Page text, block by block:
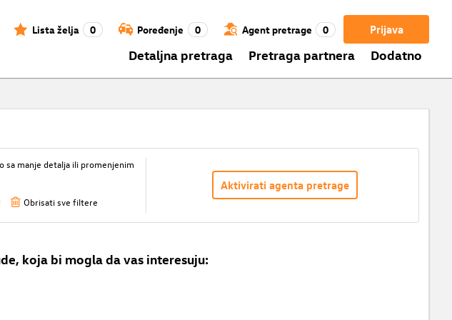
Prijava
Lista želja 0 Poređenje 0 Agent pretrage 0
Detaljna pretraga Pretraga partnera Dodatno
sa manje detalja ili promenjenim
Obrisati sve filtere
Aktivirati agenta pretrage
koja bi mogla da vas interesuju: